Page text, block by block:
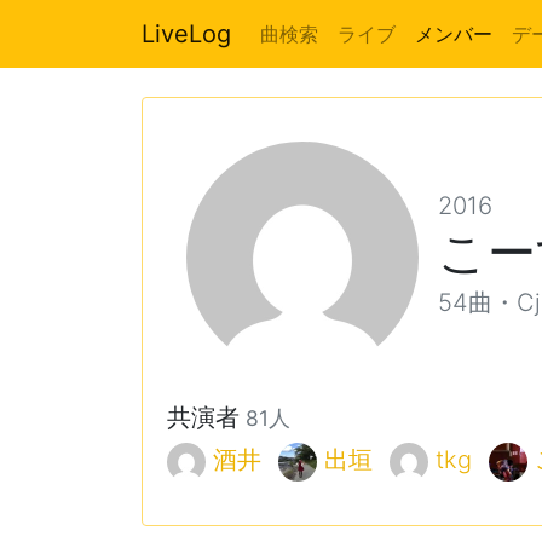
LiveLog 曲検索 ライブ メンバー デ
2016
こ
54曲・
共演者 81人
酒井 出垣 tkg